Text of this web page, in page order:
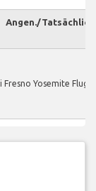
Angen./Tatsächlich
Fresno Yosemite